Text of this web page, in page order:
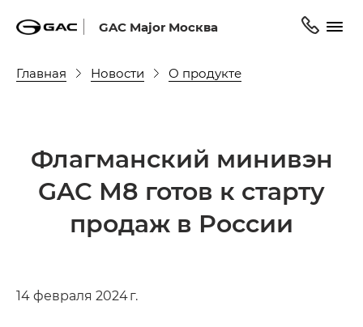
GAC Major Москва
Главная Новости О продукте
Флагманский минивэн
GAC М8 готов к старту
продаж в России
14 февраля 2024 г.